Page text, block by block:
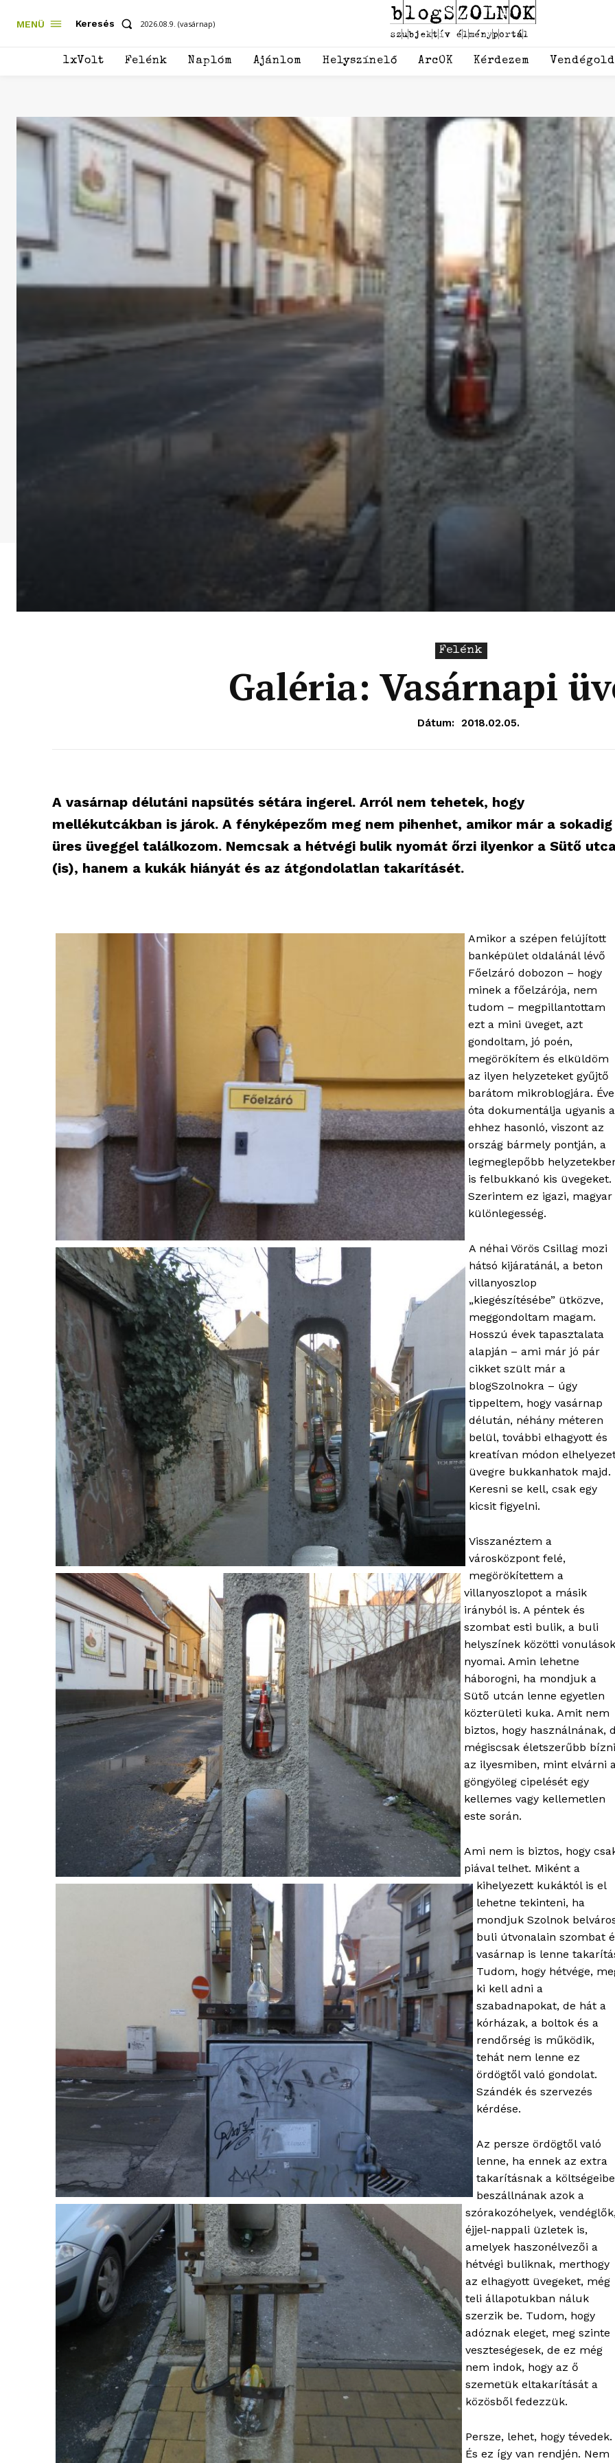
blogSZOLNOK
szubjektív
élményportál
ELŐFIZETÉS
Hasznos
bSZ fiók
Előfizetés
Kapcsolat
Adatkezelési tájékoztató
Hirdetés
MENÜ Keresés 2026.08.9. (vasárnap)
1xVolt Felénk Naplóm Ajánlom Helyszínelő ArcOK Kérdezem
Felénk
Galéria: Vasárnapi
Dátum: 2018.02.05.
A vasárnap délutáni napsütés sétára ingerel. Arról nem tehetek, hogy
mellékutcákban is járok. A fényképezőm meg nem pihenhet, amikor már a sokadig
üres üveggel találkozom. Nemcsak a hétvégi bulik nyomát őrzi ilyenkor a Sütő
(is), hanem a kukák hiányát és az átgondolatlan takarításét.
Amikor a szépen felújított
banképület oldalánál lévő
Főelzáró dobozon – hogy
minek a főelzárója, nem
tudom – megpillantottam
ezt a mini üveget, azt
gondoltam, jó poén,
megörökítem és elküldöm
az ilyen helyzeteket gyűjtő
barátom mikroblogjára.
óta dokumentálja ugyanis
ehhez hasonló, viszont az
ország bármely pontján, a
legmeglepőbb
is felbukkanó kis üvegeket.
Szerintem ez igazi, magyar
különlegesség.
A néhai Vörös Csillag mozi
hátsó kijáratánál, a beton
villanyoszlop
„kiegészítésébe” ütközve,
meggondoltam magam.
Hosszú évek tapasztalata
alapján – ami már jó pár
cikket szült már a
blogSzolnokra – úgy
tippeltem, hogy vasárnap
délután, néhány méteren
belül, további elhagyott és
kreatívan módon
üvegre bukkanhatok majd.
Keresni se kell, csak egy
kicsit figyelni.
Visszanéztem a
városközpont felé,
megörökítettem a
villanyoszlopot a másik
irányból is. A péntek és
szombat esti bulik, a buli
helyszínek közötti vonulások
nyomai. Amin lehetne
háborogni, ha mondjuk a
Sütő utcán lenne egyetlen
közterületi kuka. Amit nem
biztos, hogy használnának,
mégiscsak életszerűbb bízni
az ilyesmiben, mint elvárni
göngyöleg cipelését egy
kellemes vagy kellemetlen
este során.
Ami nem is biztos, hogy
piával telhet. Miként a
kihelyezett kukáktól is el
lehetne tekinteni, ha
mondjuk Szolnok
buli útvonalain szombat
vasárnap is lenne
Tudom, hogy hétvége,
ki kell adni a
szabadnapokat, de hát a
kórházak, a boltok és a
rendőrség is működik,
tehát nem lenne ez
ördögtől való gondolat.
Szándék és szervezés
kérdése.
Az persze ördögtől való
lenne, ha ennek az extra
takarításnak a költségeibe
beszállnának azok a
szórakozóhelyek,
éjjel-nappali üzletek is,
amelyek haszonélvezői a
hétvégi buliknak, merthogy
az elhagyott üvegeket, még
teli állapotukban náluk
szerzik be. Tudom, hogy
adóznak eleget, meg szinte
veszteségesek, de ez még
nem indok, hogy az ő
szemetük eltakarítását a
közösből fedezzük.
Persze, lehet, hogy tévedek.
És ez így van rendjén. Nem